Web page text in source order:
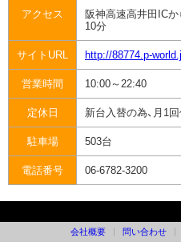
アクセス
阪神高速高井田IC
10分
サイトURL http://88774.p-
営業時間 10:00～22:40
定休日 新台入替の為、月1
駐車場 503台
電話番号 06-6782-3200
会社概要 問い合わせ